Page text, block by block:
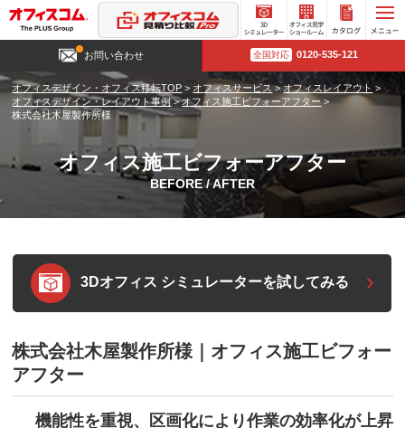
3D
シミュ
レータ
ー
オフィ
ス見学
ショー
ルーム
お問い合わせ 全国対応 0120-535-121
オフィスデザイン・オフィス移転TOP > オフィスサービス>オフィスレイアウト >
オフィスデザイン・レイアウト事例>オフィス施工ビフォーアフター>
株式会社木屋製作所様
オフィス施工ビフォーアフター
BEFORE / AFTER
3Dオフィス シミュレーターを試してみる
株式会社木屋製作所様｜オフィス施工ビフォー
アフター
機能性を重視、区画化により作業の効率化が上昇